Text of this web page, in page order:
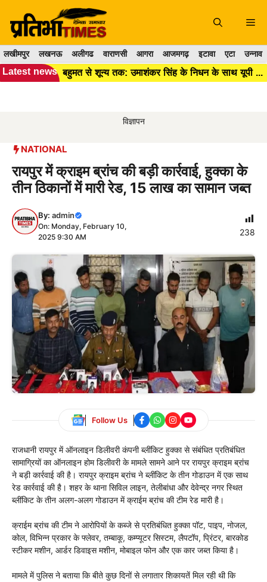
content
लखीमपुर लखनऊ अलीगढ वाराणसी आगरा आजमगढ़ इटावा एटा उन्नाव
Latest news बहुमत से शून्य तक: उमाशंकर सिंह के निधन के साथ यूपी विधानसभा में BSP का अस्तित्व हुआ खत्म।।
विज्ञापन
NATIONAL
रायपुर में क्राइम ब्रांच की बड़ी कार्रवाई, हुक्का के
तीन ठिकानों में मारी रेड, 15 लाख का सामान जब्त
By: admin
On: Monday, February 10,
2025 9:30 AM
238
Follow Us
राजधानी रायपुर में ऑनलाइन डिलीवरी कंपनी ब्लींकिट हुक्का से संबंधित प्रतिबंधित
सामाग्रियों का ऑनलाइन होम डिलीवरी के मामले सामने आने पर रायपुर क्राइम ब्रांच
ने बड़ी कार्रवाई की है। रायपुर क्राइम ब्रांच ने ब्लींकिट के तीन गोडाउन में एक साथ
रेड कार्रवाई की है। शहर के थाना सिविल लाइन, तेलीबांधा और देवेन्द्र नगर स्थित
ब्लींकिट के तीन अलग-अलग गोडाउन में क्राईम ब्रांच की टीम रेड मारी है।
क्राईम ब्रांच की टीम ने आरोपियों के कब्जे से प्रतिबंधित हुक्का पॉट, पाइप, नोजल,
कोल, विभिन्न प्रकार के फ्लेवर, तम्बाकू, कम्प्यूटर सिस्टम, लैपटॉप, प्रिंटर, बारकोड
स्टीकर मशीन, आर्डर डिवाइस मशीन, मोबाइल फोन और एक कार जब्त किया है।
मामले में पुलिस ने बताया कि बीते कुछ दिनों से लगातार शिकायतें मिल रही थी कि